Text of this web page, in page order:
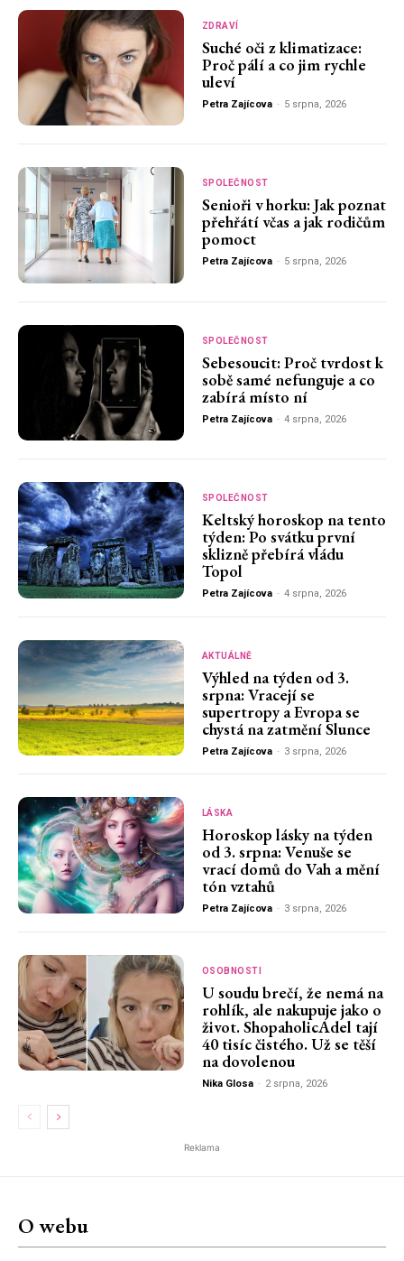
ZDRAVÍ
Suché oči z klimatizace:
Proč pálí a co jim rychle
uleví
Petra Zajícova - 5 srpna, 2026
SPOLEČNOST
Senioři v horku: Jak poznat
přehřátí včas a jak rodičům
pomoct
Petra Zajícova - 5 srpna, 2026
SPOLEČNOST
Sebesoucit: Proč tvrdost k
sobě samé nefunguje a co
zabírá místo ní
Petra Zajícova - 4 srpna, 2026
SPOLEČNOST
Keltský horoskop na tento
týden: Po svátku první
sklizně přebírá vládu
Topol
Petra Zajícova - 4 srpna, 2026
AKTUÁLNĚ
Výhled na týden od 3.
srpna: Vracejí se
supertropy a Evropa se
chystá na zatmění Slunce
Petra Zajícova - 3 srpna, 2026
LÁSKA
Horoskop lásky na týden
od 3. srpna: Venuše se
vrací domů do Vah a mění
tón vztahů
Petra Zajícova - 3 srpna, 2026
OSOBNOSTI
U soudu brečí, že nemá na
rohlík, ale nakupuje jako o
život. ShopaholicAdel tají
40 tisíc čistého. Už se těší
na dovolenou
Nika Glosa - 2 srpna, 2026
Reklama
O webu